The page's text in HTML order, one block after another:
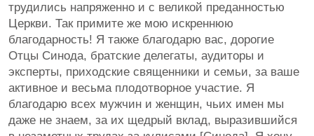
трудились напряженно и с великой преданностью
Церкви. Так примите же мою искреннюю
благодарность! Я также благодарю вас, дорогие
Отцы Синода, братские делегаты, аудиторы и
эксперты, приходские священники и семьи, за ваше
активное и весьма плодотворное участие. Я
благодарю всех мужчин и женщин, чьих имен мы
даже не знаем, за их щедрый вклад, выразившийся